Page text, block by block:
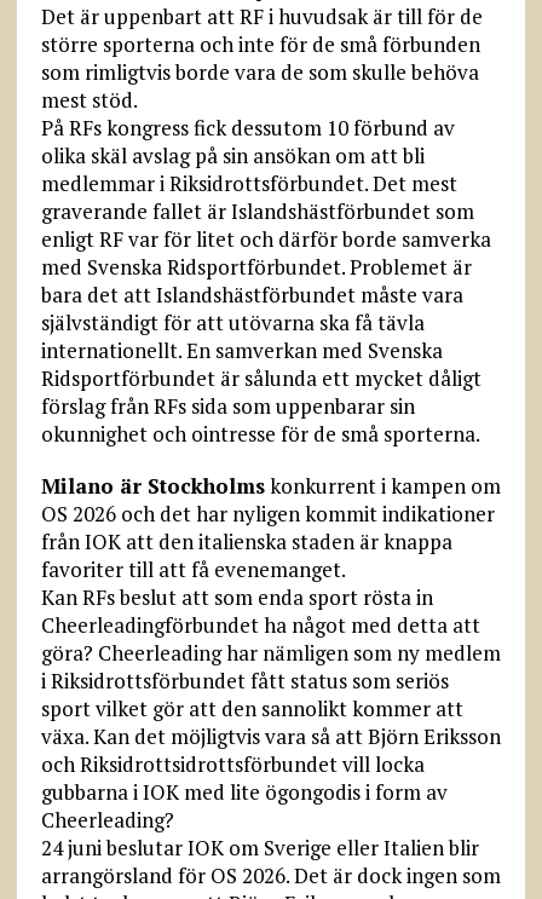
Det är uppenbart att RF i huvudsak är till för de
större sporterna och inte för de små förbunden
som rimligtvis borde vara de som skulle behöva
mest stöd.
På RFs kongress fick dessutom 10 förbund av
olika skäl avslag på sin ansökan om att bli
medlemmar i Riksidrottsförbundet. Det mest
graverande fallet är Islandshästförbundet som
enligt RF var för litet och därför borde samverka
med Svenska Ridsportförbundet. Problemet är
bara det att Islandshästförbundet måste vara
självständigt för att utövarna ska få tävla
internationellt. En samverkan med Svenska
Ridsportförbundet är sålunda ett mycket dåligt
förslag från RFs sida som uppenbarar sin
okunnighet och ointresse för de små sporterna.
Milano är Stockholmskonkurrent i kampen om
OS 2026 och det har nyligen kommit indikationer
från IOK att den italienska staden är knappa
favoriter till att få evenemanget.
Kan RFs beslut att som enda sport rösta in
Cheerleadingförbundet ha något med detta att
göra? Cheerleading har nämligen som ny medlem
i Riks­idrottsförbundet fått status som seriös
sport vilket gör att den sannolikt kommer att
växa. Kan det möjligtvis vara så att Björn Eriksson
och Riksidrottsidrottsförbundet vill locka
gubbarna i IOK med lite ögongodis i form av
Cheerleading?
24 juni beslutar IOK om Sverige eller Italien blir
arrangörsland för OS 2026. Det är dock ingen som